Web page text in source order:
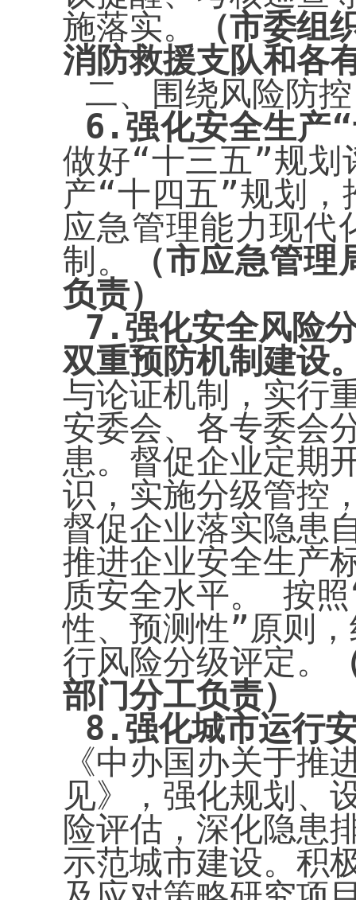
施落实。
（市委组
消防救援支队和各
二、围绕风险防
6 . 强化安全生产
做好“十三五”规划
产“十四五”规划，
应急管理能力现代
制。
（市应急管
负责）
7. 强化安全风险
双重预防机制建设
与论证机制，实行
安委会、各专委会
患。督促企业定期
识，实施分级管控
督促企业落实隐患
推进企业安全生产
质安全水平。 按
性、预测性”原则
行风险分级评定。
部门分工负责）
8. 强化城市运行
《中办国办关于推
见》，强化规划、
险评估，深化隐患
示范城市建设。积